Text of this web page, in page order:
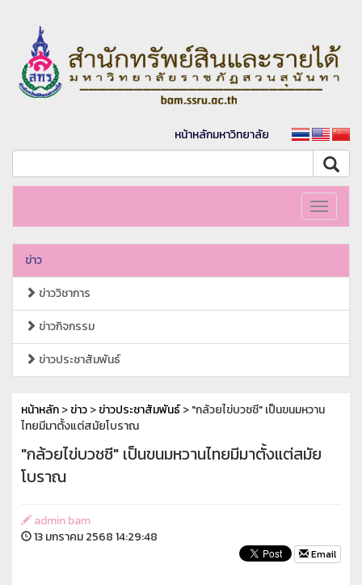
หน้าหลักมหาวิทยาลัย
Toggle
ข่าว
ข่าววิชาการ
ข่าวกิจกรรม
ข่าวประชาสัมพันธ์
หน้าหลัก>ข่าว>ข่าวประชาสัมพันธ์> "กล้วยไข่บวชชี" เป็นขนมหวาน
ไทยมีมาตั้งแต่สมัยโบราณ
"กล้วยไข่บวชชี" เป็นขนมหวานไทยมีมาตั้งแต่สมัย
โบราณ
admin bam
13 มกราคม 2568 14:29:48
Email